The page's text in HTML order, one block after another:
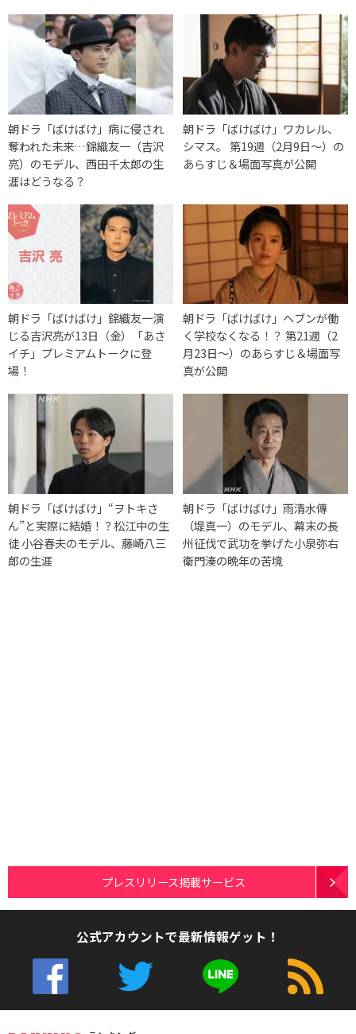
朝ドラ「ばけばけ」病に侵され
奪われた未来…錦織友一（吉沢
亮）のモデル、西田千太郎の生
涯はどうなる？
朝ドラ「ばけばけ」ワカレル、
シマス。 第19週（2月9日〜）の
あらすじ＆場面写真が公開
朝ドラ「ばけばけ」錦織友一演
じる吉沢亮が13日（金）「あさ
イチ」プレミアムトークに登
場！
朝ドラ「ばけばけ」ヘブンが働
く学校なくなる！？ 第21週（2
月23日〜）のあらすじ＆場面写
真が公開
朝ドラ「ばけばけ」“ヲトキさ
ん”と実際に結婚！？松江中の生
徒 小谷春夫のモデル、藤崎八三
郎の生涯
朝ドラ「ばけばけ」雨清水傳
（堤真一）のモデル、幕末の長
州征伐で武功を挙げた小泉弥右
衛門湊の晩年の苦境
プレスリリース掲載サービス
公式アカウントで最新情報ゲット！